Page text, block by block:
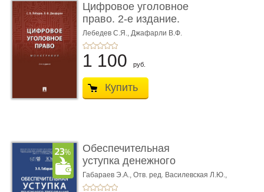
Цифровое уголовное
право. 2-е издание.
Монограф ...
Лебедев С.Я., Джафарли В.Ф.
1 100 руб.
Купить
Обеспечительная
уступка денежного
требования ...
Габараев Э.А., Отв. ред. Василевская Л.Ю.,
вступ. сл. Каретина М.Г.